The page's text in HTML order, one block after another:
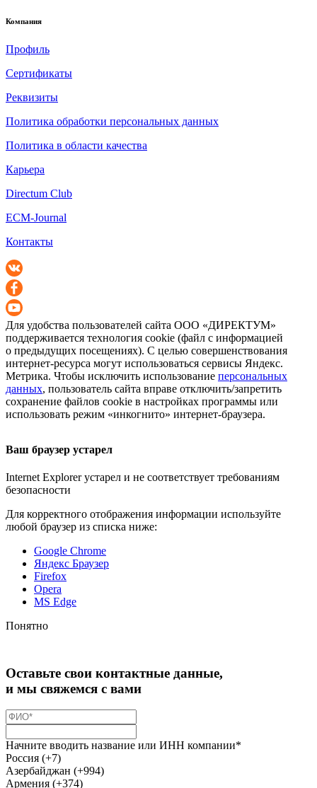
Компания
Профиль
Сертификаты
Реквизиты
Политика обработки персональных данных
Политика в области качества
Карьера
Directum Club
ECM-Journal
Контакты
Для удобства пользователей сайта ООО «ДИРЕКТУМ»
поддерживается технология cookie (файл с информацией
о предыдущих посещениях). С целью совершенствования
интернет-ресурса могут использоваться сервисы Яндекс.
Метрика. Чтобы исключить использование персональных
данных, пользователь сайта вправе отключить/запретить
сохранение файлов cookie в настройках программы или
использовать режим «инкогнито» интернет-браузера.
Ваш браузер устарел
Internet Explorer устарел и не соответствует требованиям
безопасности
Для корректного отображения информации используйте
любой браузер из списка ниже:
Google Chrome
Яндекс Браузер
Firefox
Opera
MS Edge
Понятно
Оставьте свои контактные данные,
и мы свяжемся с вами
Начните вводить название или ИНН компании*
Россия (+7)
Азербайджан (+994)
Армения (+374)